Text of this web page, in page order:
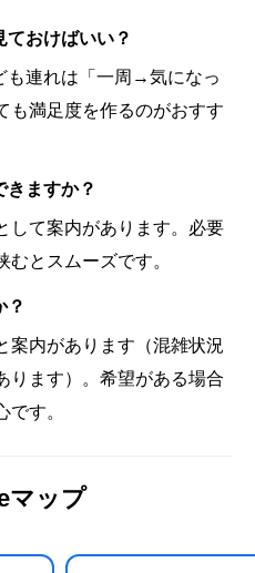
ておけばいい？
も連れは「一周→気になっ
も満足度を作るのがおすす
きますか？
して案内があります。必要
とスムーズです。
？
案内があります（混雑状況
ります）。希望がある場合
す。
マップ